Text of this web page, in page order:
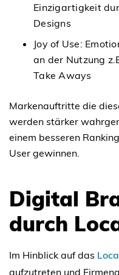
Einzigartigkeit
Designs
Joy of Use:
an der Nutzung
Take Aways
Markenauftritte die
werden stärker
einem besseren
User gewinnen.
Digital
durch
Im Hinblick auf das
aufzutreten und